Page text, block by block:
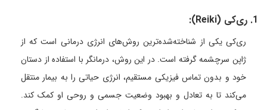
1. ری‌کی (Reiki):
ری‌کی یکی از شناخته‌شده‌ترین روش‌های انرژی درمانی است که از
ژاپن سرچشمه گرفته است. در این روش، درمانگر با استفاده از دستان
خود و بدون تماس فیزیکی مستقیم، انرژی حیاتی را به بیمار منتقل
می‌کند تا به تعادل و بهبود وضعیت جسمی و روحی او کمک کند.